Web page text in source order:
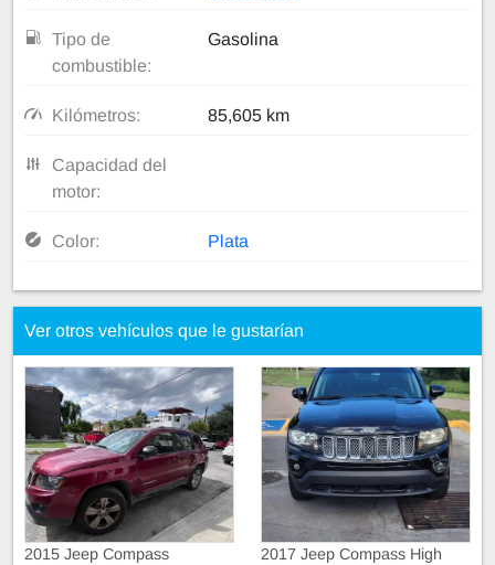
Tipo de
combustible:
Gasolina
Kilómetros: 85,605 km
Capacidad del
motor:
Color: Plata
Ver otros vehículos que le gustarían
2015 Jeep Compass
2017 Jeep Compass High